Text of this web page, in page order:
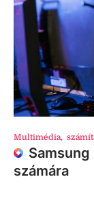
Multimédia,
számára